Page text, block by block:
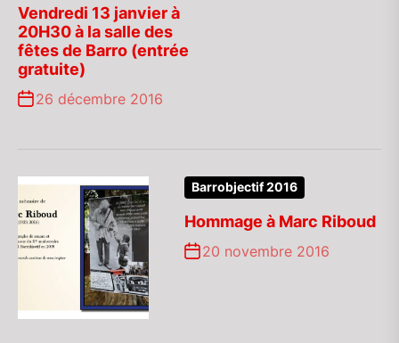
Vendredi 13 janvier à
20H30 à la salle des
fêtes de Barro (entrée
gratuite)
26 décembre 2016
Barrobjectif 2016
Hommage à Marc Riboud
20 novembre 2016